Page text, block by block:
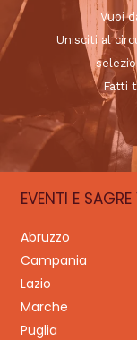
Vuoi
Unisciti al
Fatti
EVENTI E
Abruzzo
Campania
Lazio
Marche
Puglia